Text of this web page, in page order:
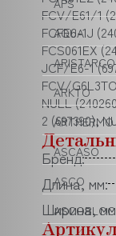
APS
AQUA
ARISTARCO
ARKTO
ARTHERMO
ASCASO
ASCO
ASCOBLOC
FCV/E61/1
FCFE6-1J
FCS061EX
JCF/E6-1
FCV/
NULL
2 (697390),
Бренд:
Длина, мм:
Ширина,